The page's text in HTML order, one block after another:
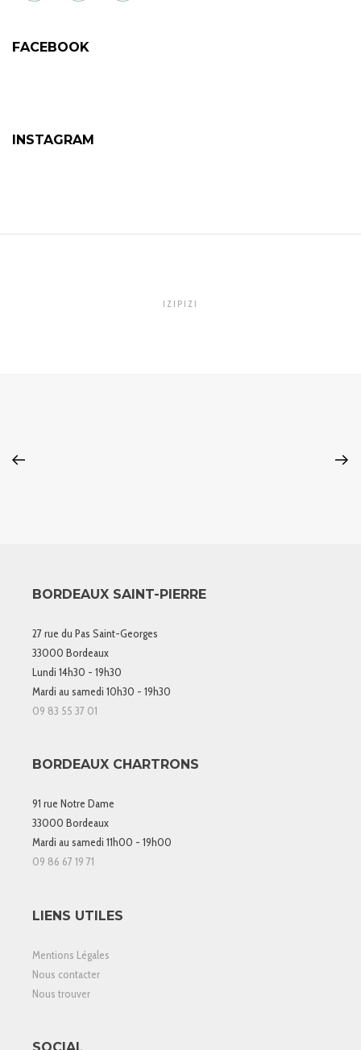
FACEBOOK
INSTAGRAM
IZIPIZI
BORDEAUX SAINT-PIERRE
27 rue du Pas Saint-Georges
33000 Bordeaux
Lundi 14h30 - 19h30
Mardi au samedi 10h30 - 19h30
09 83 55 37 01
BORDEAUX CHARTRONS
91 rue Notre Dame
33000 Bordeaux
Mardi au samedi 11h00 - 19h00
09 86 67 19 71
LIENS UTILES
Mentions Légales
Nous contacter
Nous trouver
SOCIAL